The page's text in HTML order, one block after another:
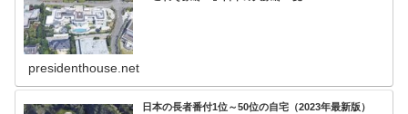
presidenthouse.net
日本の長者番付1位～50位の自宅（2023年最新版）